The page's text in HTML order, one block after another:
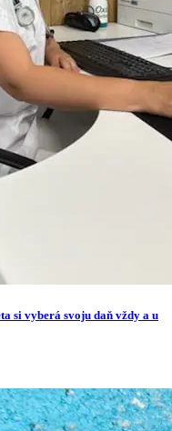
si vyberá svoju daň vždy a u